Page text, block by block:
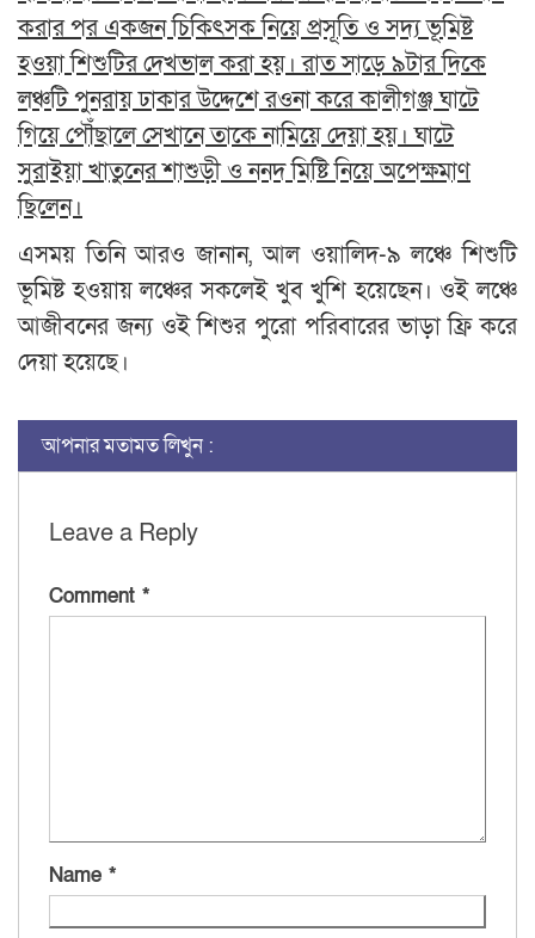
করার পর একজন চিকিৎসক নিয়ে প্রসূতি ও সদ্য ভূমিষ্ট
হওয়া শিশুটির দেখভাল করা হয়। রাত সাড়ে ৯টার দিকে
লঞ্চটি পুনরায় ঢাকার উদ্দেশে রওনা করে কালীগঞ্জ ঘাটে
গিয়ে পৌঁছালে সেখানে তাকে নামিয়ে দেয়া হয়। ঘাটে
সুরাইয়া খাতুনের শাশুড়ী ও ননদ মিষ্টি নিয়ে অপেক্ষমাণ
ছিলেন।
এসময় তিনি আরও জানান, আল ওয়ালিদ-৯ লঞ্চে শিশুটি
ভূমিষ্ট হওয়ায় লঞ্চের সকলেই খুব খুশি হয়েছেন। ওই লঞ্চে
আজীবনের জন্য ওই শিশুর পুরো পরিবারের ভাড়া ফ্রি করে
দেয়া হয়েছে।
আপনার মতামত লিখুন :
Leave a Reply
Comment *
Name *